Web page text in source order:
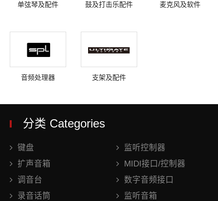
单弦琴及配件 鼓及打击乐配件 麦克风及软件
音频处理器 支架及配件
分类 Categories
键盘
监听控制器
扩声音箱
MIDI接口/控制器
调音台
数字音频接口
录音话筒
监听音箱